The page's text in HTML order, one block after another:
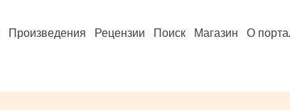
Произведения Рецензии Поиск Магазин О